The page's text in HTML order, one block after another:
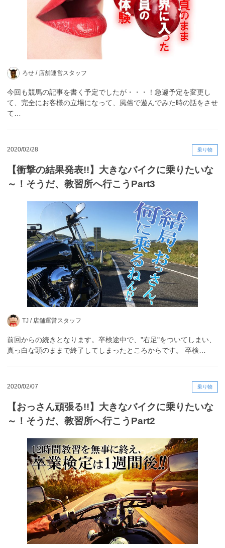
ろせ / 店舗運営スタッフ
今回も競馬の記事を書く予定でしたが・・・！急遽予定を変更し
て、完全にお客様の立場になって、風俗で遊んでみた時の話をさせ
て…
2020/02/28 乗り物
【衝撃の結果発表!!】大きなバイクに乗りたいな
～！そうだ、教習所へ行こうPart3
TJ / 店舗運営スタッフ
前回からの続きとなります。卒検途中で、"右足"をついてしまい、
真っ白な頭のままで終了してしまったところからです。 卒検…
2020/02/07 乗り物
【おっさん頑張る!!】大きなバイクに乗りたいな
～！そうだ、教習所へ行こうPart2